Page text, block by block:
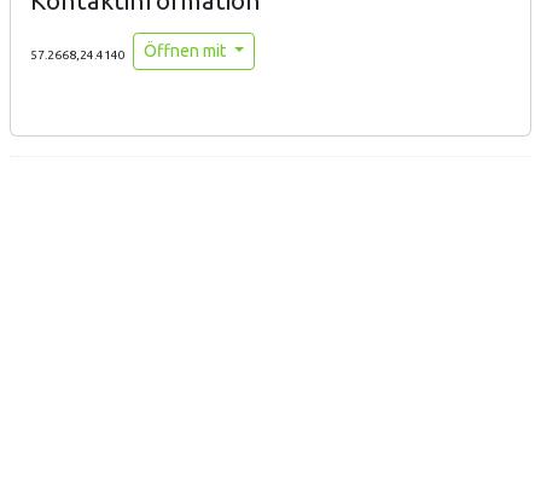
57.2668,24.4140 Öffnen mit